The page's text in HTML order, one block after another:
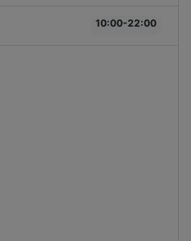
10:00-22:00